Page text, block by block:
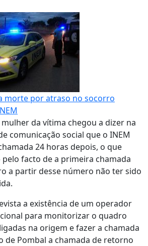
morte por atraso no socorro
mulher da vítima chegou a dizer na
comunicação social que o INEM
24 horas depois, o que
facto de a primeira chamada
a partir desse número não ter sido
a existência de um operador
para monitorizar o quadro
na origem e fazer a chamada
de Pombal a chamada de retorno